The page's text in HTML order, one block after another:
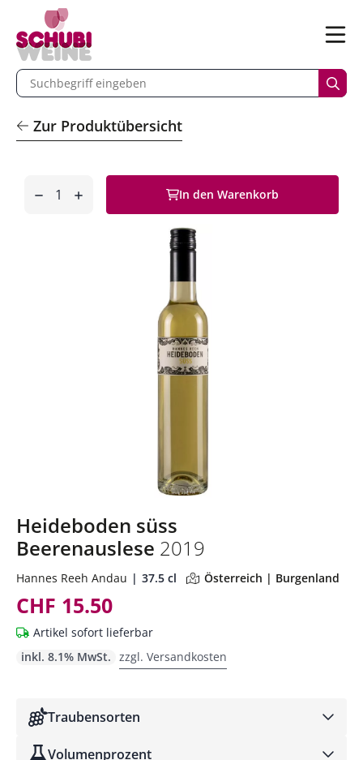
Menü
eingeben
Zur Produktübersicht
In den Warenkorb
Heideboden süss
Beerenauslese 2019
Hannes Reeh Andau 37.5 cl Österreich | Burgenland
CHF 15.50
Artikel sofort lieferbar
inkl. 8.1% MwSt. zzgl. Versandkosten
Traubensorten
Volumenprozent